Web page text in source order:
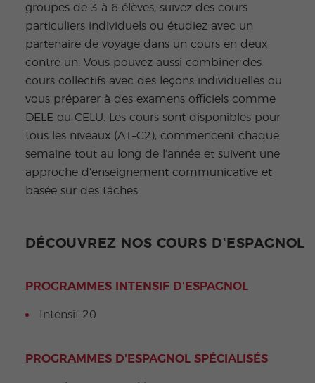
groupes de 3 à 6 élèves, suivez des cours
particuliers individuels ou étudiez avec un
partenaire de voyage dans un cours en deux
contre un. Vous pouvez aussi combiner des
cours collectifs avec des leçons individuelles ou
vous préparer à des examens officiels comme
DELE ou CELU. Les cours sont disponibles pour
tous les niveaux (A1–C2), commencent chaque
semaine tout au long de l’année et suivent une
approche d’enseignement communicative et
basée sur des tâches.
DÉCOUVREZ NOS COURS D'ESPAGNOL
PROGRAMMES INTENSIF D'ESPAGNOL
Intensif 20
PROGRAMMES D'ESPAGNOL SPÉCIALISÉS